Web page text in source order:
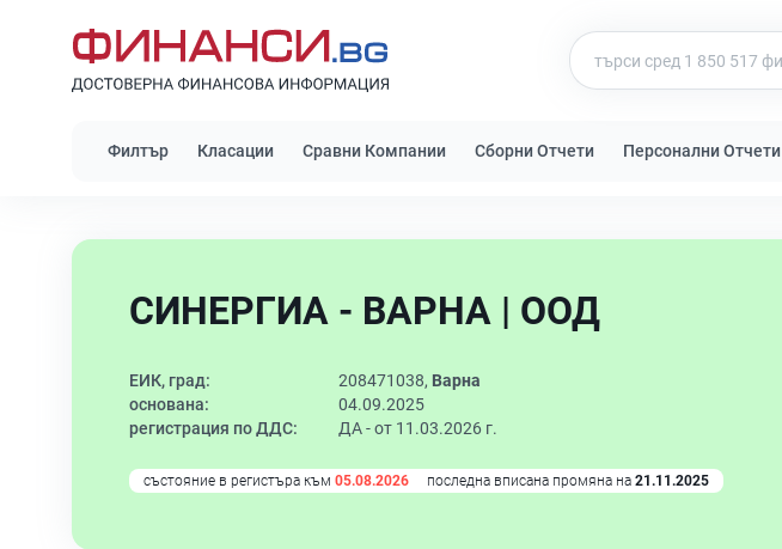
Филтър Класации Сравни Компании Сборни Отчети Персонални Отчети
СИНЕРГИА - ВАРНА | ООД
ЕИК, град: 208471038, Варна
основана:
04.09.2025
регистрация по ДДС:
ДА - от 11.03.2026 г.
състояние в регистъра към 05.08.2026 последна вписана промяна на 21.11.2025